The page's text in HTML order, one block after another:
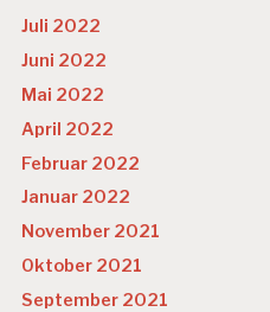
Juli 2022
Juni 2022
Mai 2022
April 2022
Februar 2022
Januar 2022
November 2021
Oktober 2021
September 2021